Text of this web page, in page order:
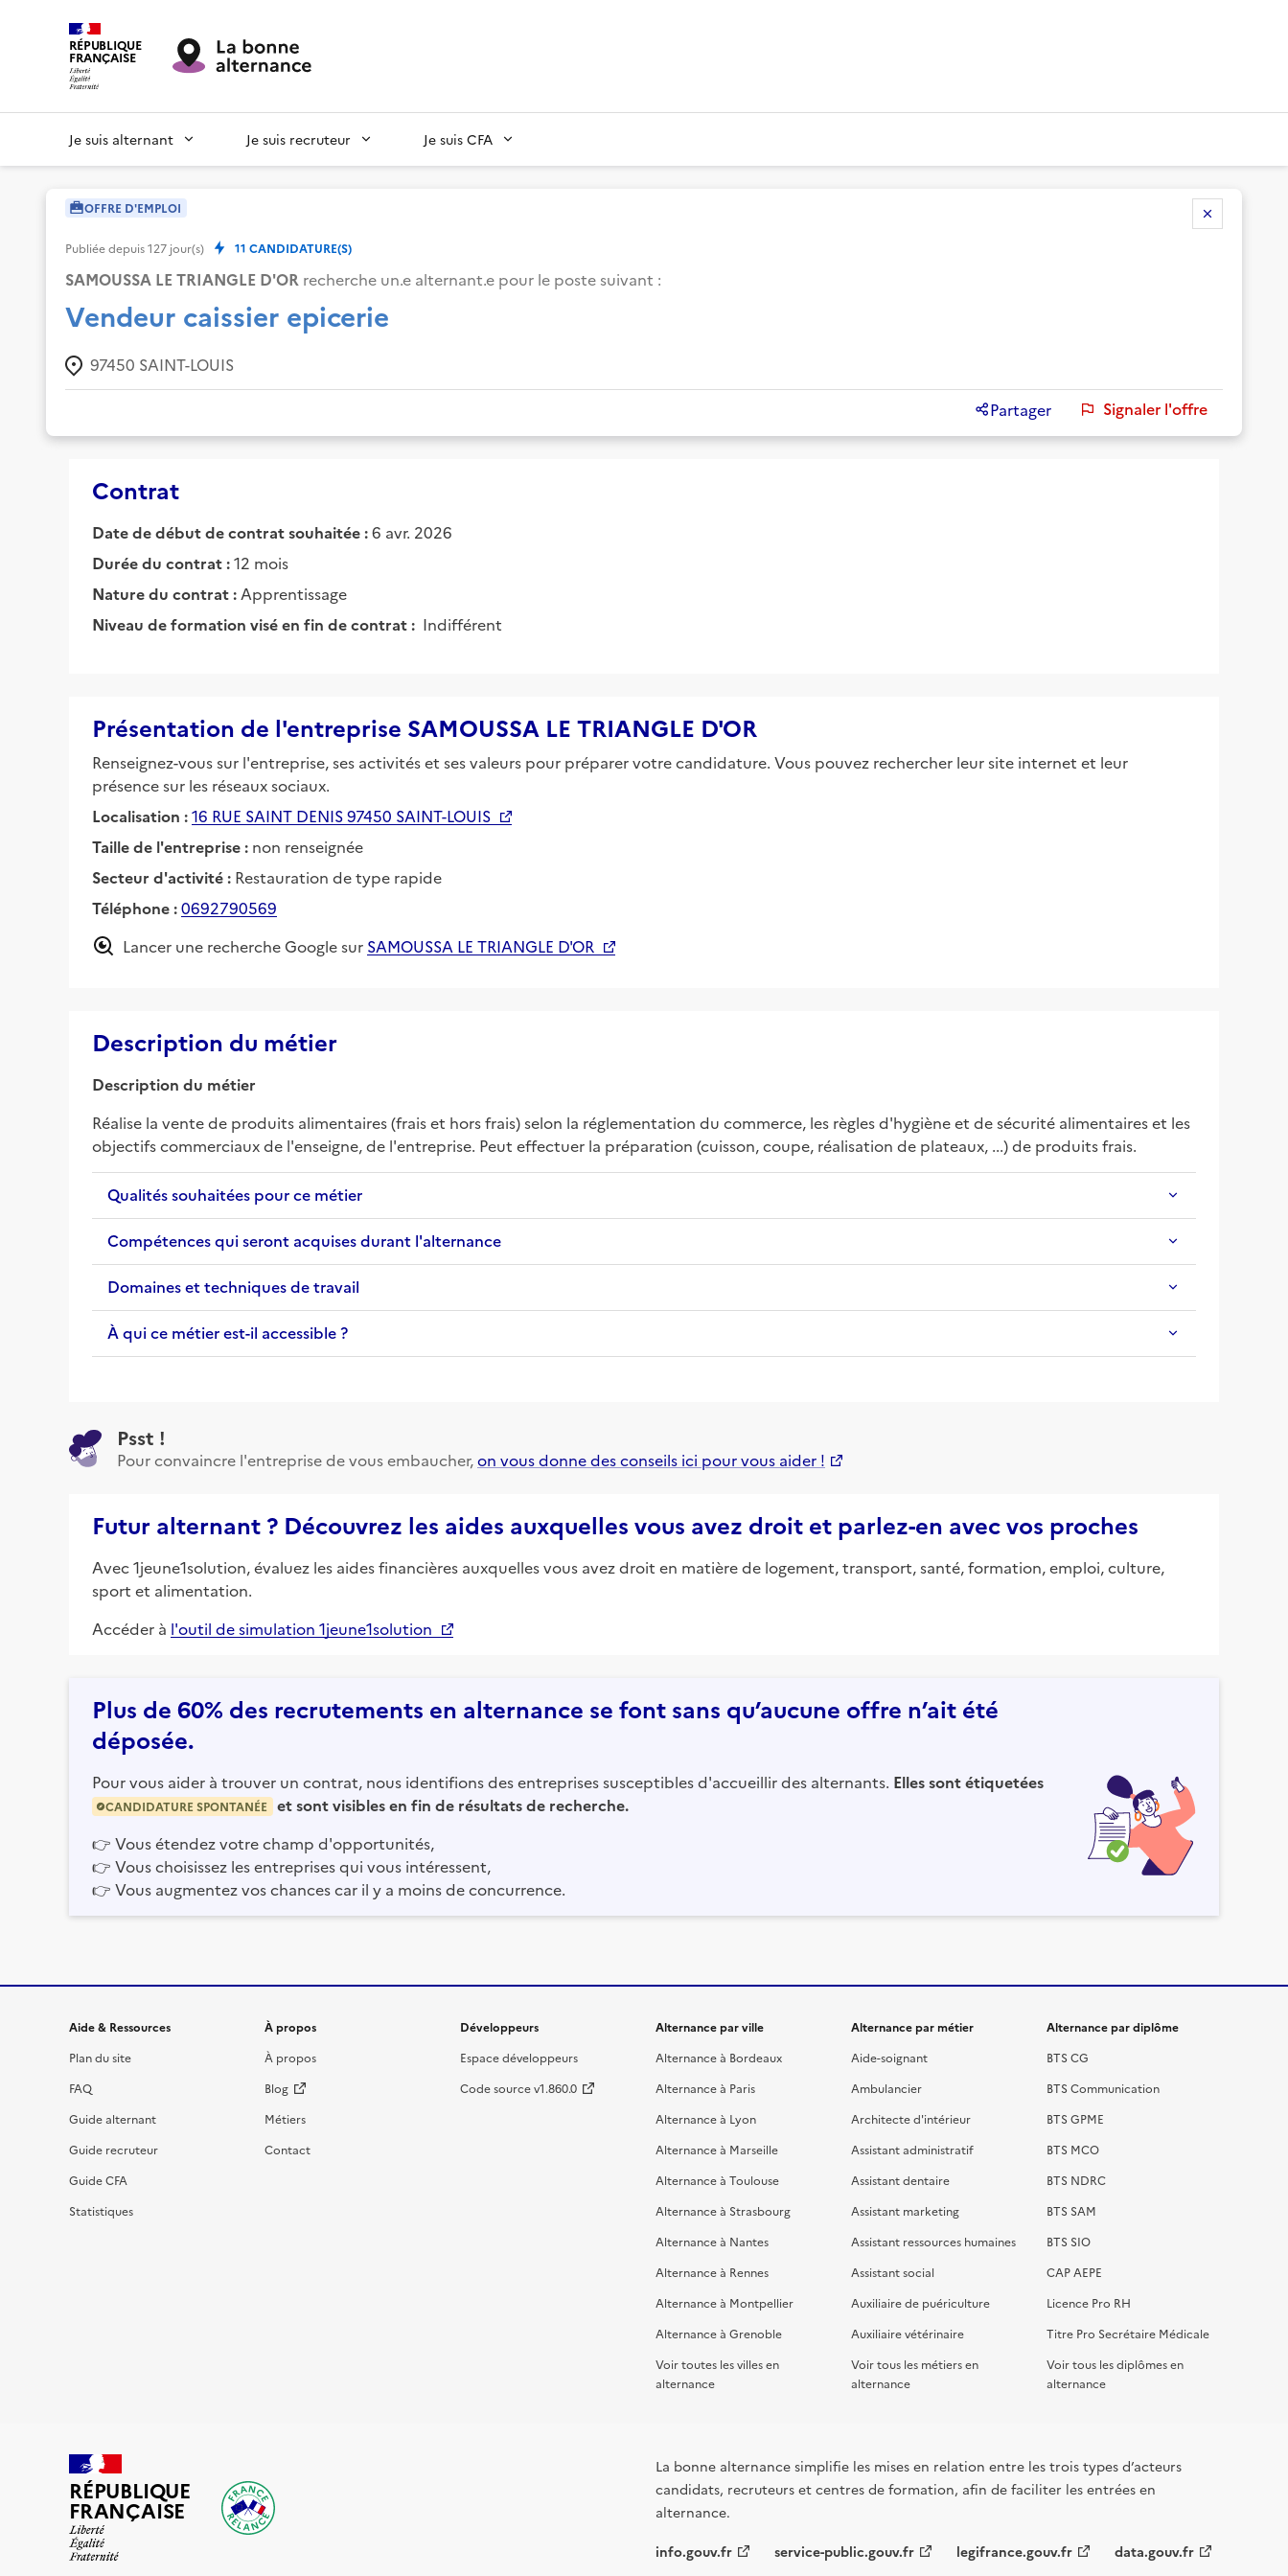
RÉPUBLIQUE
FRANÇAISE
Je suis alternant Je suis recruteur Je suis CFA
OFFRE D'EMPLOI
Publiée depuis127 jour(s) 11 CANDIDATURE(S)
SAMOUSSA LE TRIANGLE D'OR recherche un.e alternant.e pour le poste suivant :
Vendeur caissier epicerie
97450 SAINT-LOUIS
Partager Signaler l'offre
Contrat
Date de début de contrat souhaitée :6 avr. 2026
Durée du contrat :12 mois
Nature du contrat : Apprentissage
Niveau de formation visé en fin de contrat : Indifférent
Présentation de l'entreprise SAMOUSSA LE TRIANGLE D'OR
Renseignez-vous sur l'entreprise, ses activités et ses valeurs pour préparer votre candidature. Vous pouvez rechercher leur site internet et leur
présence sur les réseaux sociaux.
Localisation :16 RUE SAINT DENIS 97450 SAINT-LOUIS
Taille de l'entreprise : non renseignée
Secteur d'activité : Restauration de type rapide
Téléphone :0692790569
Lancer une recherche Google sur SAMOUSSA LE TRIANGLE D'OR
Description du métier
Description du métier
Réalise la vente de produits alimentaires (frais et hors frais) selon la réglementation du commerce, les règles d'hygiène et de sécurité alimentaires et les
objectifs commerciaux de l'enseigne, de l'entreprise. Peut effectuer la préparation (cuisson, coupe, réalisation de plateaux, ...) de produits frais.
Qualités souhaitées pour ce métier
Compétences qui seront acquises durant l'alternance
Domaines et techniques de travail
À qui ce métier est-il accessible ?
Psst !
Pour convaincre l'entreprise de vous embaucher,on vous donne des conseils ici pour vous aider !
Futur alternant ? Découvrez les aides auxquelles vous avez droit et parlez-en avec vos proches
Avec 1jeune1solution, évaluez les aides financières auxquelles vous avez droit en matière de logement, transport, santé, formation, emploi, culture,
sport et alimentation.
Accéder à l'outil de simulation 1jeune1solution
Plus de 60% des recrutements en alternance se font sans qu’aucune offre n’ait été
déposée.
Pour vous aider à trouver un contrat, nous identifions des entreprises susceptibles d'accueillir des alternants. Elles sont étiquetées
CANDIDATURE SPONTANÉE
et sont visibles en fin de résultats de recherche.
👉 Vous étendez votre champ d'opportunités,
👉 Vous choisissez les entreprises qui vous intéressent,
👉 Vous augmentez vos chances car il y a moins de concurrence.
Informations et liens du site
Aide & Ressources
Plan du site
FAQ
Guide alternant
Guide recruteur
Guide CFA
Statistiques
À propos
À propos
Blog
Métiers
Contact
Développeurs
Espace développeurs
Code source v1.860.0
Alternance par ville
Alternance à Bordeaux
Alternance à Paris
Alternance à Lyon
Alternance à Marseille
Alternance à Toulouse
Alternance à Strasbourg
Alternance à Nantes
Alternance à Rennes
Alternance à Montpellier
Alternance à Grenoble
Voir toutes les villes en
alternance
Alternance par métier
Aide-soignant
Ambulancier
Architecte d'intérieur
Assistant administratif
Assistant dentaire
Assistant marketing
Assistant ressources humaines
Assistant social
Auxiliaire de puériculture
Auxiliaire vétérinaire
Voir tous les métiers en
alternance
Alternance par diplôme
BTS CG
BTS Communication
BTS GPME
BTS MCO
BTS NDRC
BTS SAM
BTS SIO
CAP AEPE
Licence Pro RH
Titre Pro Secrétaire Médicale
Voir tous les diplômes en
alternance
RÉPUBLIQUE
FRANÇAISE
La bonne alternance simplifie les mises en relation entre les trois types d’acteurs
candidats, recruteurs et centres de formation, afin de faciliter les entrées en
alternance.
info.gouv.fr service-public.gouv.fr legifrance.gouv.fr data.gouv.fr